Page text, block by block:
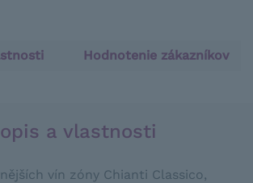
Hodnotenie zákazníkov
a vlastnosti
vín zóny Chianti Classico,